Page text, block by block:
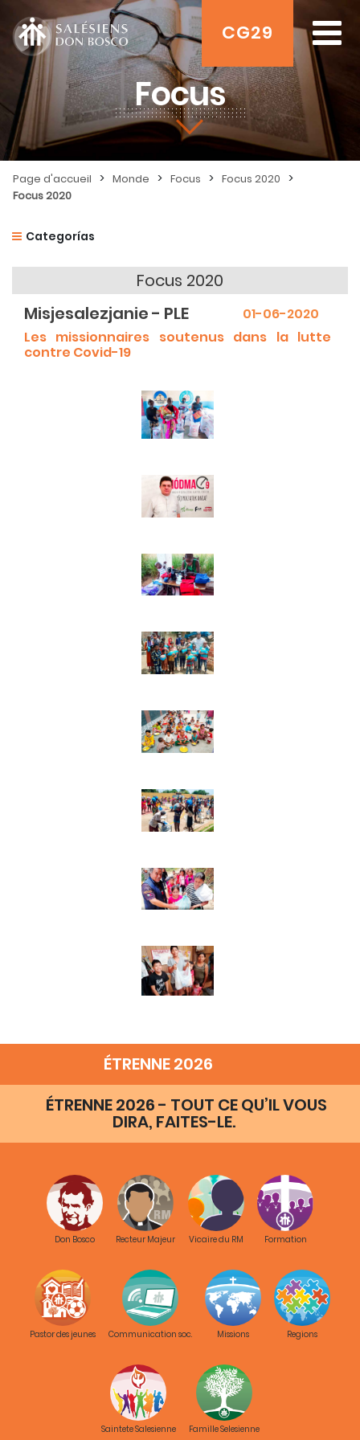
CG29
Focus
Page d'accueil > Monde > Focus > Focus 2020 >
Focus 2020
Categorías
Focus 2020
Misjesalezjanie - PLE
01-06-2020
Les missionnaires soutenus dans la lutte
contre Covid-19
ÉTRENNE 2026
ÉTRENNE 2026 - TOUT CE QU’IL VOUS
DIRA, FAITES-LE.
Don Bosco Recteur Majeur Vicaire du RM Formation
Pastor des jeunes Communication soc. Missions Regions
Saintete Salesienne Famille Selesienne